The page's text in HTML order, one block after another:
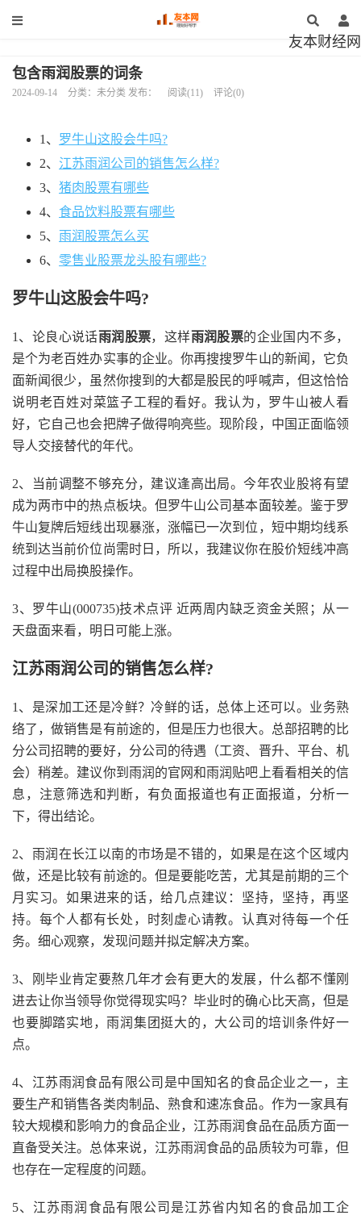
友本财经网
包含雨润股票的词条
2024-09-14 分类：未分类 发布： 阅读(11) 评论(0)
1、 罗牛山这股会牛吗?
2、 江苏雨润公司的销售怎么样?
3、 猪肉股票有哪些
4、 食品饮料股票有哪些
5、 雨润股票怎么买
6、 零售业股票龙头股有哪些?
罗牛山这股会牛吗?
1、论良心说话雨润股票，这样雨润股票的企业国内不多，
是个为老百姓办实事的企业。你再搜搜罗牛山的新闻，它负
面新闻很少，虽然你搜到的大都是股民的呼喊声，但这恰恰
说明老百姓对菜篮子工程的看好。我认为，罗牛山被人看
好，它自己也会把牌子做得响亮些。现阶段，中国正面临领
导人交接替代的年代。
2、当前调整不够充分，建议逢高出局。今年农业股将有望
成为两市中的热点板块。但罗牛山公司基本面较差。鉴于罗
牛山复牌后短线出现暴涨，涨幅已一次到位，短中期均线系
统到达当前价位尚需时日，所以，我建议你在股价短线冲高
过程中出局换股操作。
3、罗牛山(000735)技术点评 近两周内缺乏资金关照；从一
天盘面来看，明日可能上涨。
江苏雨润公司的销售怎么样?
1、是深加工还是冷鲜？冷鲜的话，总体上还可以。业务熟
络了，做销售是有前途的，但是压力也很大。总部招聘的比
分公司招聘的要好，分公司的待遇（工资、晋升、平台、机
会）稍差。建议你到雨润的官网和雨润贴吧上看看相关的信
息，注意筛选和判断，有负面报道也有正面报道，分析一
下，得出结论。
2、雨润在长江以南的市场是不错的，如果是在这个区域内
做，还是比较有前途的。但是要能吃苦，尤其是前期的三个
月实习。如果进来的话，给几点建议：坚持，坚持，再坚
持。每个人都有长处，时刻虚心请教。认真对待每一个任
务。细心观察，发现问题并拟定解决方案。
3、刚毕业肯定要熬几年才会有更大的发展，什么都不懂刚
进去让你当领导你觉得现实吗？毕业时的确心比天高，但是
也要脚踏实地，雨润集团挺大的，大公司的培训条件好一
点。
4、江苏雨润食品有限公司是中国知名的食品企业之一，主
要生产和销售各类肉制品、熟食和速冻食品。作为一家具有
较大规模和影响力的食品企业，江苏雨润食品在品质方面一
直备受关注。总体来说，江苏雨润食品的品质较为可靠，但
也存在一定程度的问题。
5、江苏雨润食品有限公司是江苏省内知名的食品加工企